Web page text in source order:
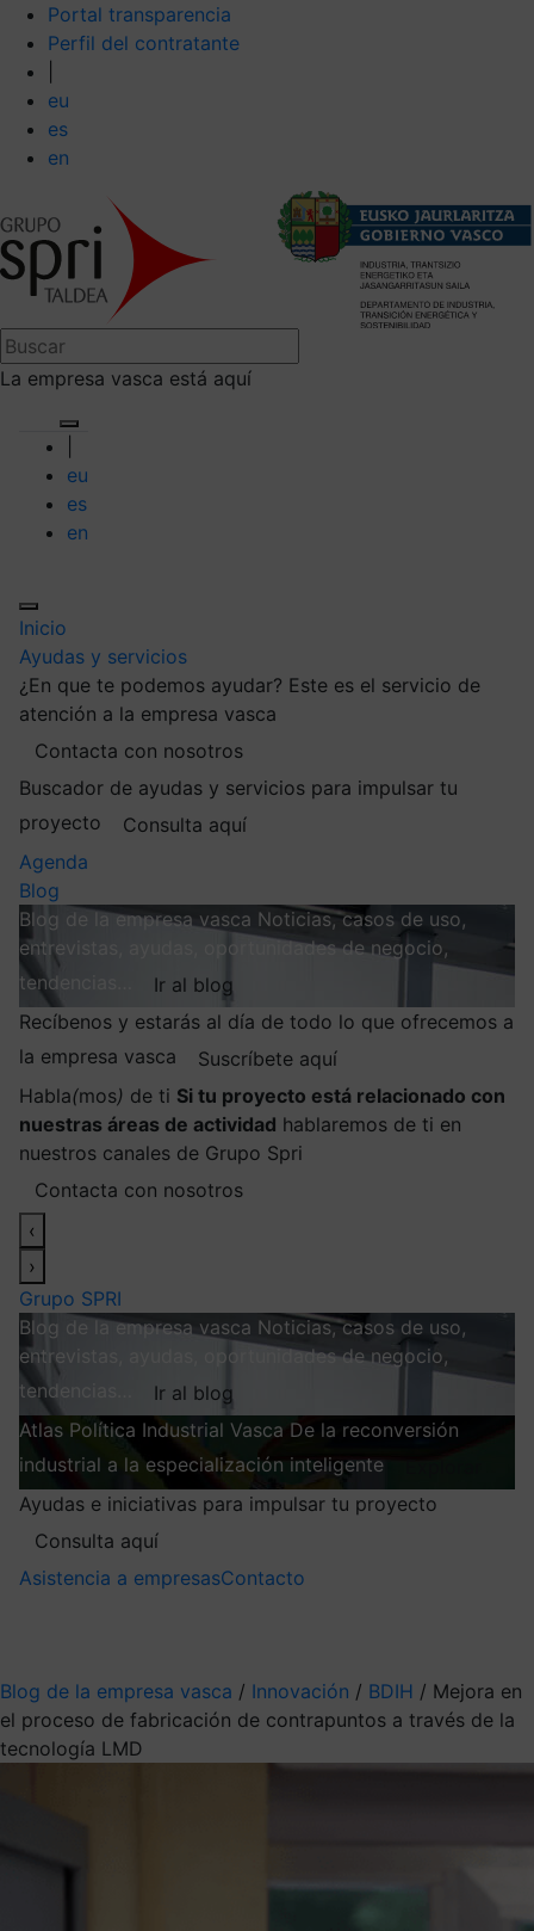
Portal transparencia
Perfil del contratante
eu
es
en
La empresa vasca está aquí
eu
es
en
Inicio
Ayudas y servicios
¿En que te podemos ayudar? Este es el servicio de
atención a la empresa vasca
Contacta con nosotros
Buscador de ayudas y servicios para impulsar tu
proyecto
Consulta aquí
Agenda
Blog
Blog de la empresa vasca Noticias, casos de uso,
entrevistas, ayudas, oportunidades de negocio,
tendencias…
Ir al blog
Recíbenos y estarás al día de todo lo que ofrecemos a
la empresa vasca
Suscríbete aquí
Habla(mos) de ti Si tu proyecto está relacionado con
nuestras áreas de actividad hablaremos de ti en
nuestros canales de Grupo Spri
Contacta con nosotros
‹
›
Grupo SPRI
Blog de la empresa vasca Noticias, casos de uso,
entrevistas, ayudas, oportunidades de negocio,
tendencias…
Ir al blog
Atlas Política Industrial Vasca De la reconversión
industrial a la especialización inteligente
Ayudas e iniciativas para impulsar tu proyecto
Consulta aquí
Asistencia a empresasContacto
Blog de la empresa vasca / Innovación / BDIH / Mejora en
el proceso de fabricación de contrapuntos a través de la
tecnología LMD